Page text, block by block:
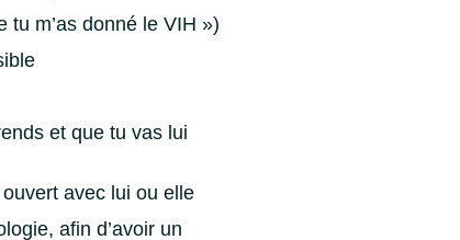
m’as donné le VIH »)
et que tu vas lui
avec lui ou elle
afin d’avoir un